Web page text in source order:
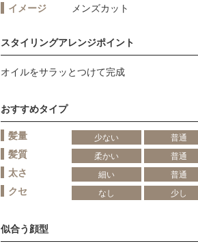
イメージ
メンズカット
スタイリングアレンジポイント
オイルをサラッとつけて完成
おすすめタイプ
髪量 少ない 普通
髪質 柔かい 普通
太さ 細い 普通
クセ なし 少し
似合う顔型